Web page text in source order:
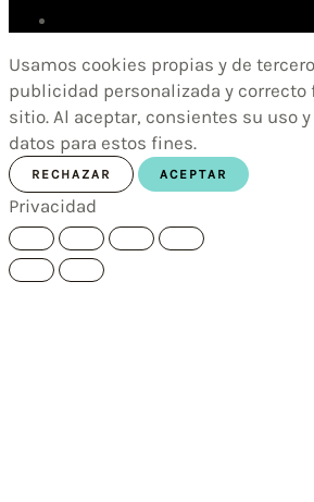
Usamos cookies propias y de
publicidad personalizada y
sitio. Al aceptar, consientes su uso
datos para estos fines.
RECHAZAR ACEPTAR
Privacidad